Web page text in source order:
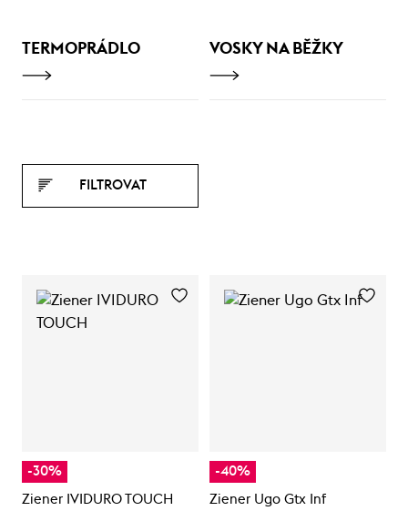
TERMOPRÁDLO VOSKY NA BĚŽKY
FILTROVAT
-30%
Ziener IVIDURO TOUCH
-40%
Ziener Ugo Gtx Inf